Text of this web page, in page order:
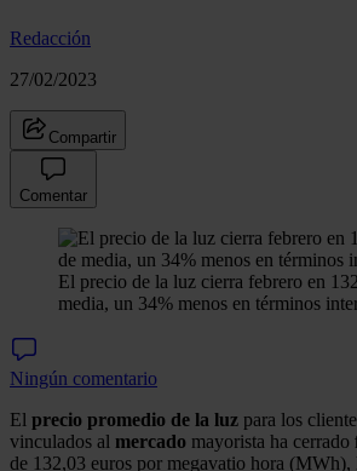
Redacción
27/02/2023
Compartir
Comentar
El precio de la luz cierra febrero en
media, un 34% menos en términos
Ningún comentario
El precio promedio de la luz para los
vinculados al mercado mayorista ha cerrado
de 132,03 euros por megavatio hora (MWh),